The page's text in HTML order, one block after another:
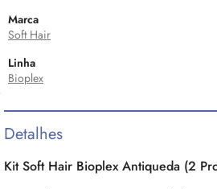
Marca
Soft Hair
Linha
Bioplex
Detalhes
Kit Soft Hair Bioplex Antiqueda (2